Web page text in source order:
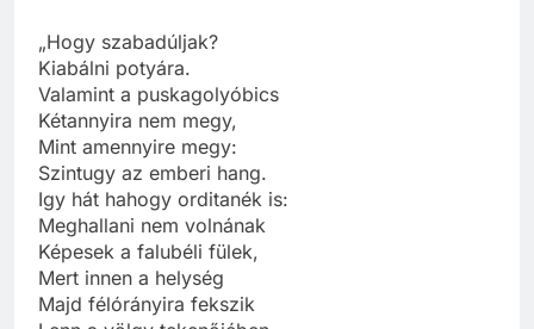
„Hogy szabadúljak?
Kiabálni potyára.
Valamint a puskagolyóbics
Kétannyira nem megy,
Mint amennyire megy:
Szintugy az emberi hang.
Igy hát hahogy orditanék is:
Meghallani nem volnának
Képesek a falubéli fülek,
Mert innen a helység
Majd félórányira fekszik